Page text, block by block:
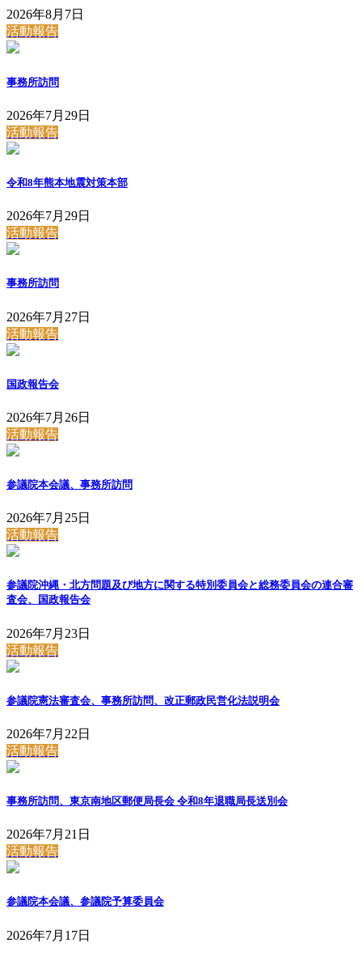
2026年8月7日
活動報告
事務所訪問
2026年7月29日
活動報告
令和8年熊本地震対策本部
2026年7月29日
活動報告
事務所訪問
2026年7月27日
活動報告
国政報告会
2026年7月26日
活動報告
参議院本会議、事務所訪問
2026年7月25日
活動報告
参議院沖縄・北方問題及び地方に関する特別委員会と総務委員会の連合審
査会、国政報告会
2026年7月23日
活動報告
参議院憲法審査会、事務所訪問、改正郵政民営化法説明会
2026年7月22日
活動報告
事務所訪問、東京南地区郵便局長会 令和8年退職局長送別会
2026年7月21日
活動報告
参議院本会議、参議院予算委員会
2026年7月17日